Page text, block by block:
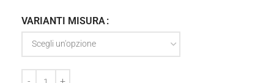
VARIANTI MISURA